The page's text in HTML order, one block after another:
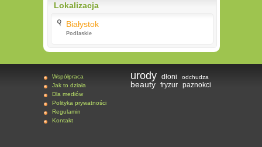
Lokalizacja
Białystok
Podlaskie
Współpraca
Jak to działa
Dla mediów
Polityka prywatności
Regulamin
Kontakt
urody dłoni odchudza
beauty fryzur paznokci